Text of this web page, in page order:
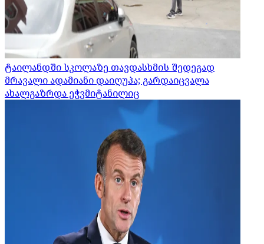
ტაილანდში სკოლაზე თავდასხმის შედეგად
მრავალი ადამიანი დაიღუპა; გარდაიცვალა
ახალგაზრდა ეჭვმიტანილიც